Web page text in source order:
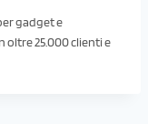
gadget e
oltre 25.000 clienti e